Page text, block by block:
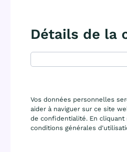
Détails de la
Vos données personnelles
aider à naviguer sur ce site
de confidentialité. En cliquant
conditions générales